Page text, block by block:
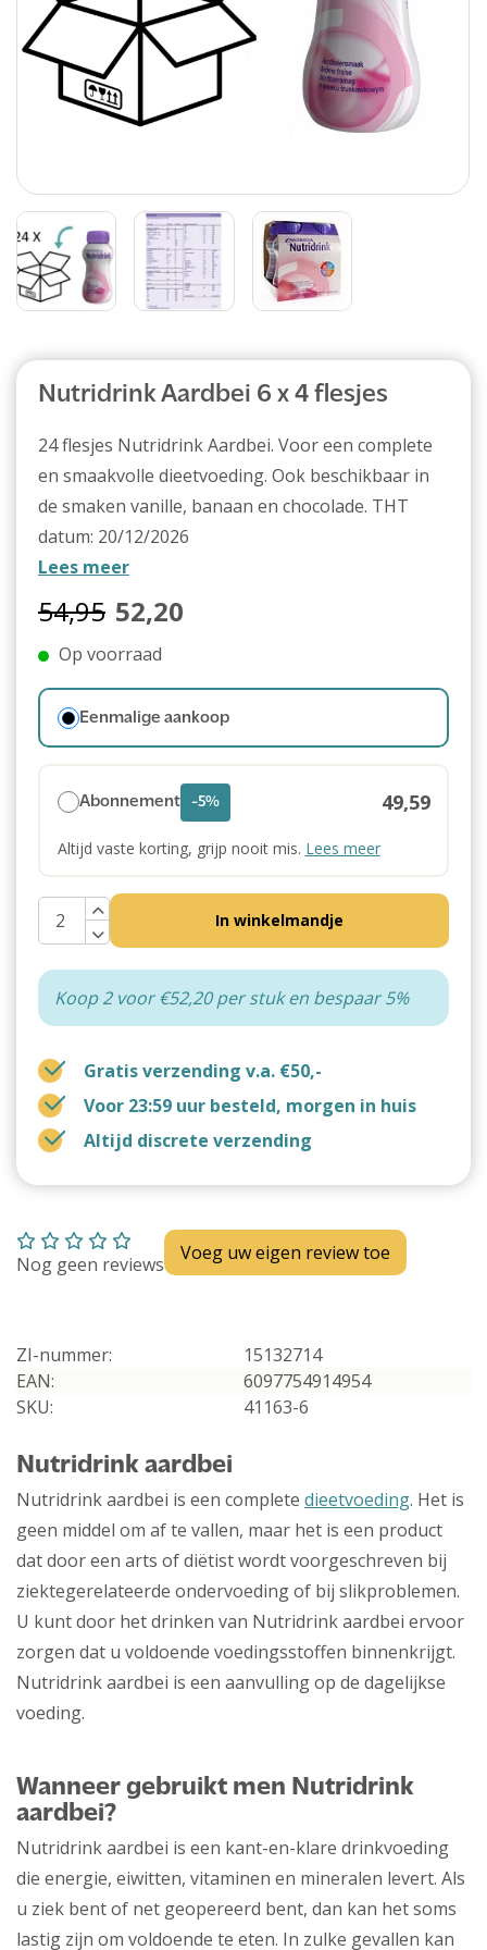
Nutridrink Aardbei 6 x 4 flesjes
24 flesjes Nutridrink Aardbei. Voor een complete
en smaakvolle dieetvoeding. Ook beschikbaar in
de smaken vanille, banaan en chocolade. THT
datum: 20/12/2026
Lees meer
54,95 52,20
Op voorraad
Eenmalige aankoop
Abonnement -5% 49,59
Altijd vaste korting, grijp nooit mis. Lees meer
In winkelmandje
Koop 2 voor €52,20 per stuk en bespaar 5%
Gratis verzending v.a. €50,-
Voor 23:59 uur besteld, morgen in huis
Altijd discrete verzending
Nog geen reviews Voeg uw eigen review toe
ZI-nummer:
15132714
EAN:
6097754914954
SKU:
41163-6
Nutridrink aardbei
Nutridrink aardbei is een complete dieetvoeding. Het is
geen middel om af te vallen, maar het is een product
dat door een arts of diëtist wordt voorgeschreven bij
ziektegerelateerde ondervoeding of bij slikproblemen.
U kunt door het drinken van Nutridrink aardbei ervoor
zorgen dat u voldoende voedingsstoffen binnenkrijgt.
Nutridrink aardbei is een aanvulling op de dagelijkse
voeding.
Wanneer gebruikt men Nutridrink
aardbei?
Nutridrink aardbei is een kant-en-klare drinkvoeding
die energie, eiwitten, vitaminen en mineralen levert. Als
u ziek bent of net geopereerd bent, dan kan het soms
lastig zijn om voldoende te eten. In zulke gevallen kan